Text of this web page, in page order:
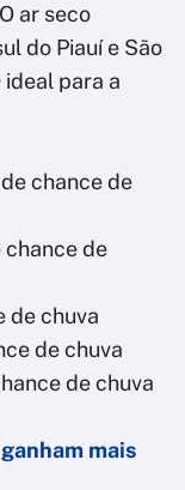
ar seco
do Piauí e São
ideal para a
chance de
chance de
de chuva
de chuva
de chuva
mais